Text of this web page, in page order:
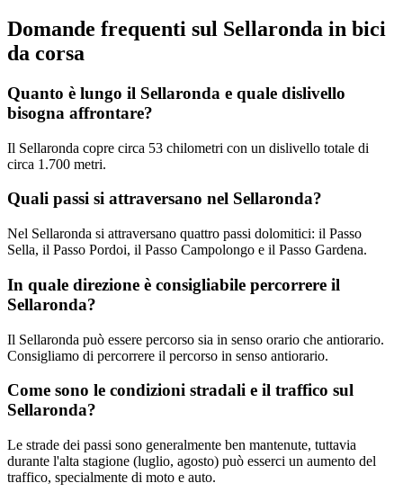
Domande frequenti sul Sellaronda in bici
da corsa
Quanto è lungo il Sellaronda e quale dislivello
bisogna affrontare?
Il Sellaronda copre circa 53 chilometri con un dislivello totale di
circa 1.700 metri.
Quali passi si attraversano nel Sellaronda?
Nel Sellaronda si attraversano quattro passi dolomitici: il Passo
Sella, il Passo Pordoi, il Passo Campolongo e il Passo Gardena.
In quale direzione è consigliabile percorrere il
Sellaronda?
Il Sellaronda può essere percorso sia in senso orario che antiorario.
Consigliamo di percorrere il percorso in senso antiorario.
Come sono le condizioni stradali e il traffico sul
Sellaronda?
Le strade dei passi sono generalmente ben mantenute, tuttavia
durante l'alta stagione (luglio, agosto) può esserci un aumento del
traffico, specialmente di moto e auto.